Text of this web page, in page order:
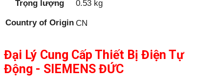
Trọng lượng 0.53 kg
Country of Origin CN
Đại Lý Cung Cấp Thiết Bị Điện Tự
Động - SIEMENS ĐỨC